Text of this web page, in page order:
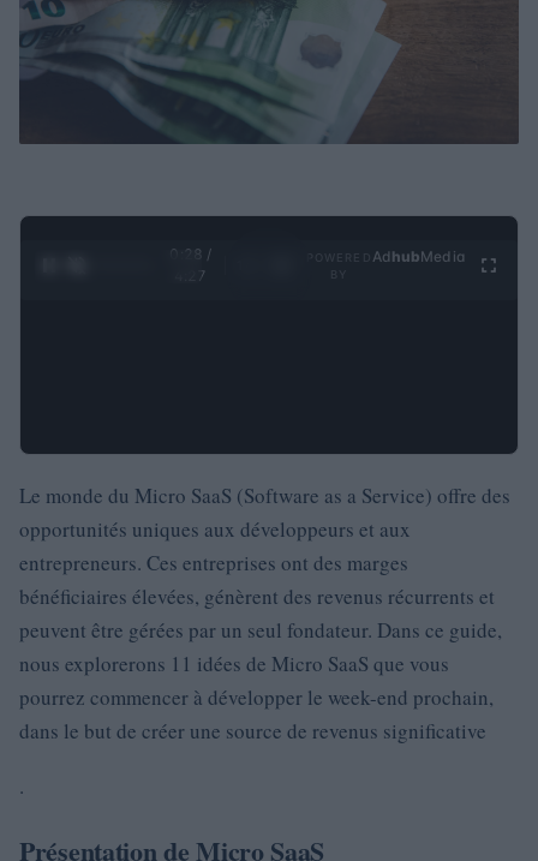
0:29 /
4:27
Ad hubMedia
Le monde du Micro SaaS (Software as a Service) offre des
opportunités uniques aux développeurs et aux
entrepreneurs. Ces entreprises ont des marges
bénéficiaires élevées, génèrent des revenus récurrents et
peuvent être gérées par un seul fondateur. Dans ce guide,
nous explorerons 11 idées de Micro SaaS que vous
pourrez commencer à développer le week-end prochain,
dans le but de créer une source de revenus significative
.
Présentation de Micro SaaS